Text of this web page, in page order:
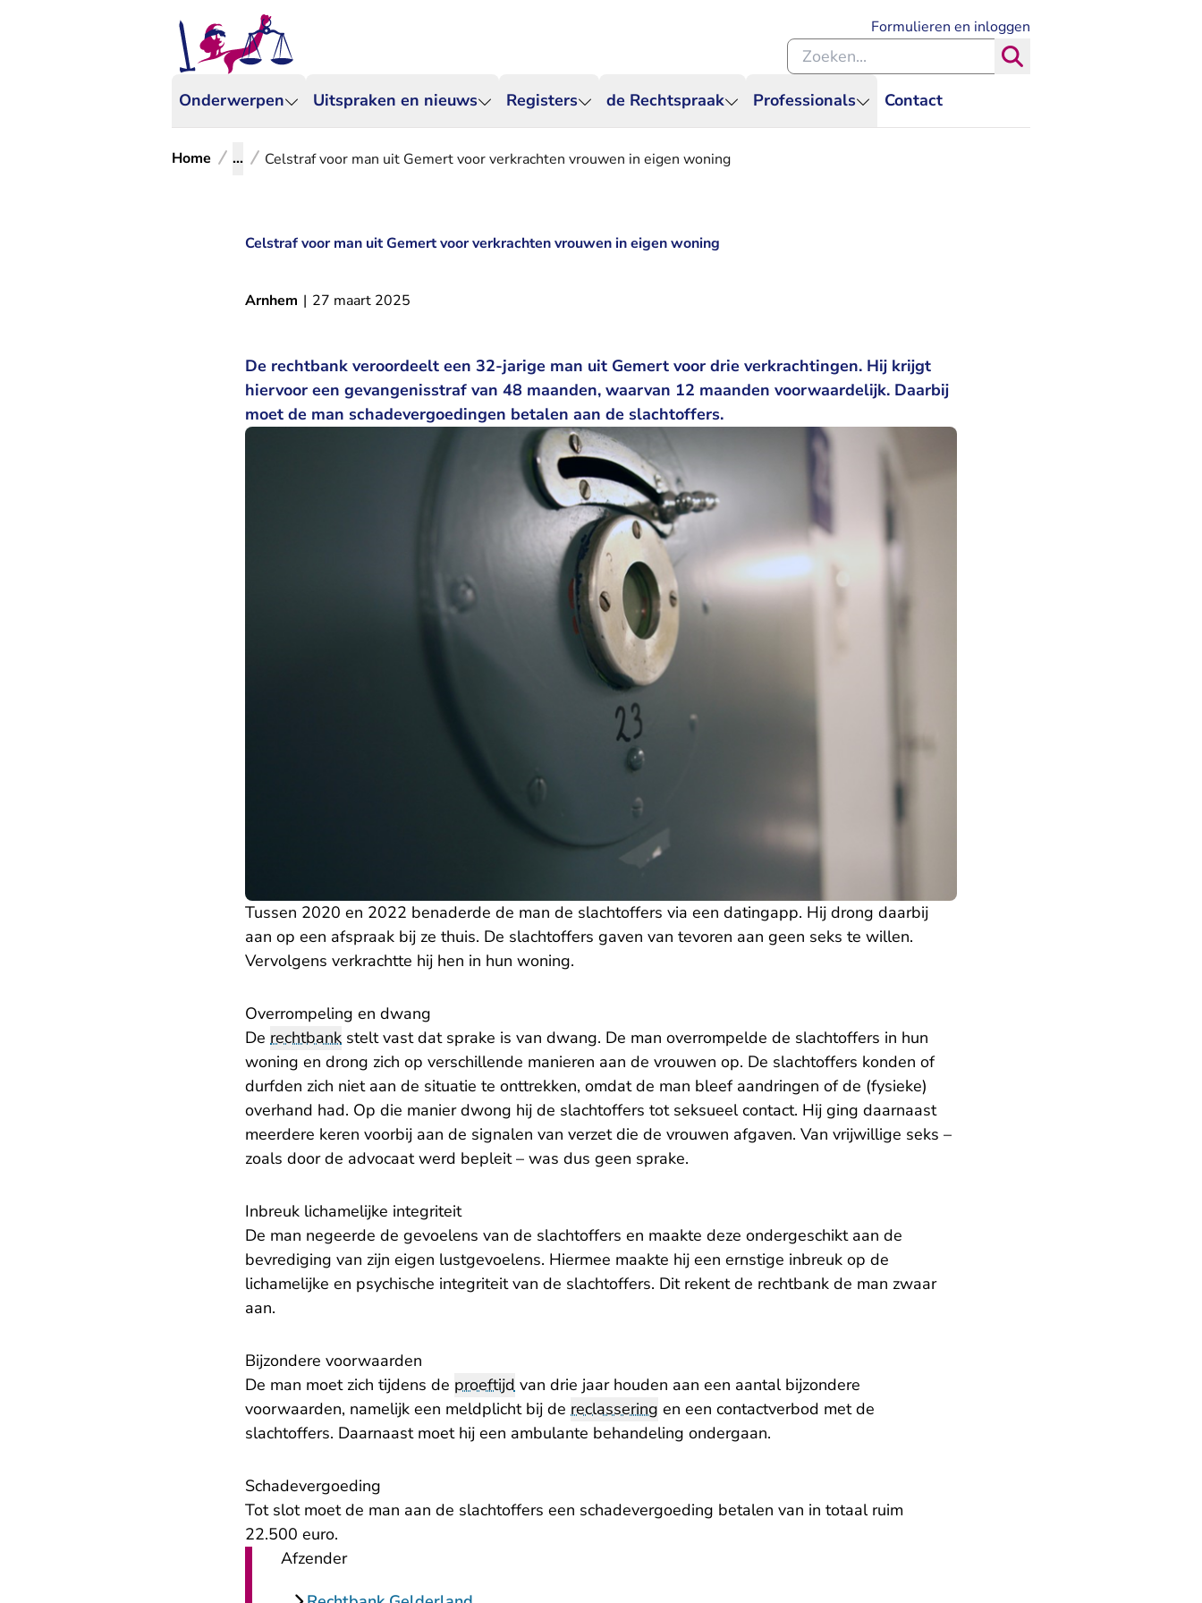
Onderwerpen Uitspraken en nieuws Registers de Rechtspraak Professionals Contact
Formulieren en inloggen
Zoeken binnen de Rechtspraak
Home ... Celstraf voor man uit Gemert voor verkrachten vrouwen in eigen woning
Celstraf voor man uit Gemert voor verkrachten vrouwen in eigen woning
Arnhem | 27 maart 2025
De rechtbank veroordeelt een 32-jarige man uit Gemert voor drie verkrachtingen. Hij krijgt
hiervoor een gevangenisstraf van 48 maanden, waarvan 12 maanden voorwaardelijk. Daarbij
moet de man schadevergoedingen betalen aan de slachtoffers.
Tussen 2020 en 2022 benaderde de man de slachtoffers via een datingapp. Hij drong daarbij
aan op een afspraak bij ze thuis. De slachtoffers gaven van tevoren aan geen seks te willen.
Vervolgens verkrachtte hij hen in hun woning.
Overrompeling en dwang
De rechtbank stelt vast dat sprake is van dwang. De man overrompelde de slachtoffers in hun
woning en drong zich op verschillende manieren aan de vrouwen op. De slachtoffers konden of
durfden zich niet aan de situatie te onttrekken, omdat de man bleef aandringen of de (fysieke)
overhand had. Op die manier dwong hij de slachtoffers tot seksueel contact. Hij ging daarnaast
meerdere keren voorbij aan de signalen van verzet die de vrouwen afgaven. Van vrijwillige seks –
zoals door de advocaat werd bepleit – was dus geen sprake.
Inbreuk lichamelijke integriteit
De man negeerde de gevoelens van de slachtoffers en maakte deze ondergeschikt aan de
bevrediging van zijn eigen lustgevoelens. Hiermee maakte hij een ernstige inbreuk op de
lichamelijke en psychische integriteit van de slachtoffers. Dit rekent de rechtbank de man zwaar
aan.
Bijzondere voorwaarden
De man moet zich tijdens de proeftijd van drie jaar houden aan een aantal bijzondere
voorwaarden, namelijk een meldplicht bij de reclassering en een contactverbod met de
slachtoffers. Daarnaast moet hij een ambulante behandeling ondergaan.
Schadevergoeding
Tot slot moet de man aan de slachtoffers een schadevergoeding betalen van in totaal ruim
22.500 euro.
Afzender